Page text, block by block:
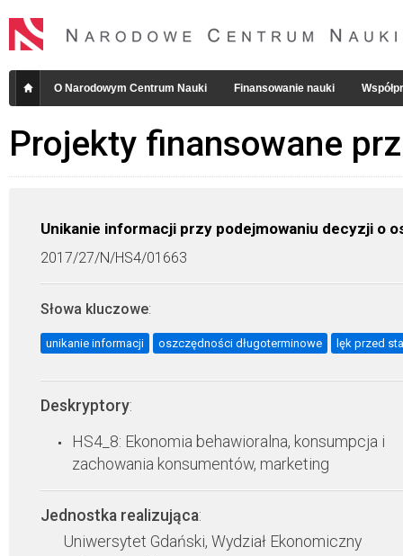
O Narodowym Centrum Nauki Finansowanie nauki
Projekty finansowane
Unikanie informacji przy podejmowaniu decyzji o
2017/27/N/HS4/01663
Słowa kluczowe:
unikanie informacji oszczędności długoterminowe lęk przed
Deskryptory:
HS4_8: Ekonomia behawioralna, konsumpcja i
zachowania konsumentów, marketing
Jednostka realizująca:
Uniwersytet Gdański, Wydział Ekonomiczny